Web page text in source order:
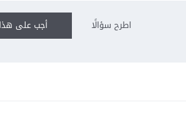
أجب على اطرح سؤالًا